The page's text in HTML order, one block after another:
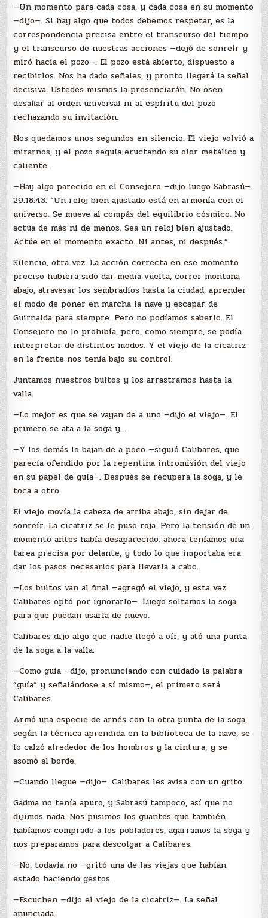
—Un momento para cada cosa, y cada cosa en su momento
—dijo—. Si hay algo que todos debemos respetar, es la
correspondencia precisa entre el transcurso del tiempo
y el transcurso de nuestras acciones —dejó de sonreír y
miró hacia el pozo—. El pozo está abierto, dispuesto a
recibirlos. Nos ha dado señales, y pronto llegará la señal
decisiva. Ustedes mismos la presenciarán. No osen
desafiar al orden universal ni al espíritu del pozo
rechazando su invitación.
Nos quedamos unos segundos en silencio. El viejo volvió a
mirarnos, y el pozo seguía eructando su olor metálico y
caliente.
—Hay algo parecido en el Consejero —dijo luego Sabrasú—.
29:18:43: “Un reloj bien ajustado está en armonía con el
universo. Se mueve al compás del equilibrio cósmico. No
actúa de más ni de menos. Sea un reloj bien ajustado.
Actúe en el momento exacto. Ni antes, ni después.”
Silencio, otra vez. La acción correcta en ese momento
preciso hubiera sido dar media vuelta, correr montaña
abajo, atravesar los sembradíos hasta la ciudad, aprender
el modo de poner en marcha la nave y escapar de
Guirnalda para siempre. Pero no podíamos saberlo. El
Consejero no lo prohibía, pero, como siempre, se podía
interpretar de distintos modos. Y el viejo de la cicatriz
en la frente nos tenía bajo su control.
Juntamos nuestros bultos y los arrastramos hasta la
valla.
—Lo mejor es que se vayan de a uno —dijo el viejo—. El
primero se ata a la soga y…
—Y los demás lo bajan de a poco —siguió Calibares, que
parecía ofendido por la repentina intromisión del viejo
en su papel de guía—. Después se recupera la soga, y le
toca a otro.
El viejo movía la cabeza de arriba abajo, sin dejar de
sonreír. La cicatriz se le puso roja. Pero la tensión de un
momento antes había desaparecido: ahora teníamos una
tarea precisa por delante, y todo lo que importaba era
dar los pasos necesarios para llevarla a cabo.
—Los bultos van al final —agregó el viejo, y esta vez
Calibares optó por ignorarlo—. Luego soltamos la soga,
para que puedan usarla de nuevo.
Calibares dijo algo que nadie llegó a oír, y ató una punta
de la soga a la valla.
—Como guía —dijo, pronunciando con cuidado la palabra
“guía” y señalándose a sí mismo—, el primero será
Calibares.
Armó una especie de arnés con la otra punta de la soga,
según la técnica aprendida en la biblioteca de la nave, se
lo calzó alrededor de los hombros y la cintura, y se
asomó al borde.
—Cuando llegue —dijo—. Calibares les avisa con un grito.
Gadma no tenía apuro, y Sabrasú tampoco, así que no
dijimos nada. Nos pusimos los guantes que también
habíamos comprado a los pobladores, agarramos la soga y
nos preparamos para descolgar a Calibares.
—No, todavía no —gritó una de las viejas que habían
estado haciendo gestos.
—Escuchen —dijo el viejo de la cicatriz—. La señal
anunciada.